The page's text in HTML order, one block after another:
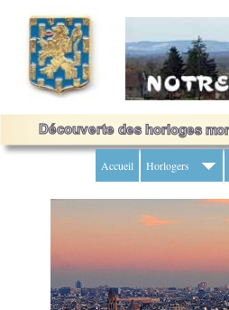
Accueil Horlogers